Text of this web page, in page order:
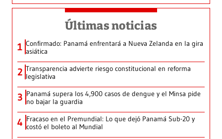
Últimas noticias
1 Confirmado: Panamá enfrentará a Nueva Zelanda en la gira
asiática
2 Transparencia advierte riesgo constitucional en reforma
legislativa
3 Panamá supera los 4,900 casos de dengue y el Minsa pide
no bajar la guardia
4 Fracaso en el Premundial: Lo que dejó Panamá Sub-20 y
costó el boleto al Mundial